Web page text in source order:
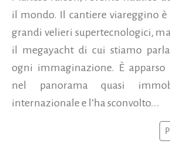
il mondo. Il cantiere viareggino è
grandi velieri supertecnologici,
il megayacht di cui stiamo
ogni immaginazione. È apparso
nel panorama quasi
internazionale e l’ha sconvolto...